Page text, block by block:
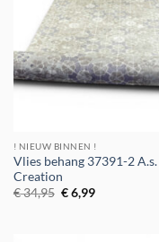
! NIEUW BINNEN !
Vlies behang 37391-2 A.s.
Creation
€34,95 Oorspronkelijke
prijs
€6,99Huidige